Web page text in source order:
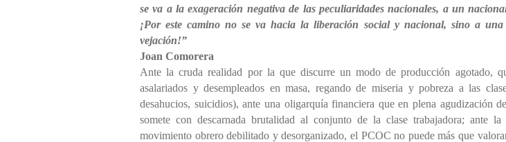
se va a la exageración negativa de las peculiaridades nacionales, a un
¡Por este camino no se va hacia la liberación social y nacional, sino a
vejación!”
Joan Comorera
Ante la cruda realidad por la que discurre un modo de producción agotado,
asalariados y desempleados en masa, regando de miseria y pobreza a las
desahucios, suicidios), ante una oligarquía financiera que en plena agudización
somete con descarnada brutalidad al conjunto de la clase trabajadora; ante la
movimiento obrero debilitado y desorganizado, el PCOC no puede más que